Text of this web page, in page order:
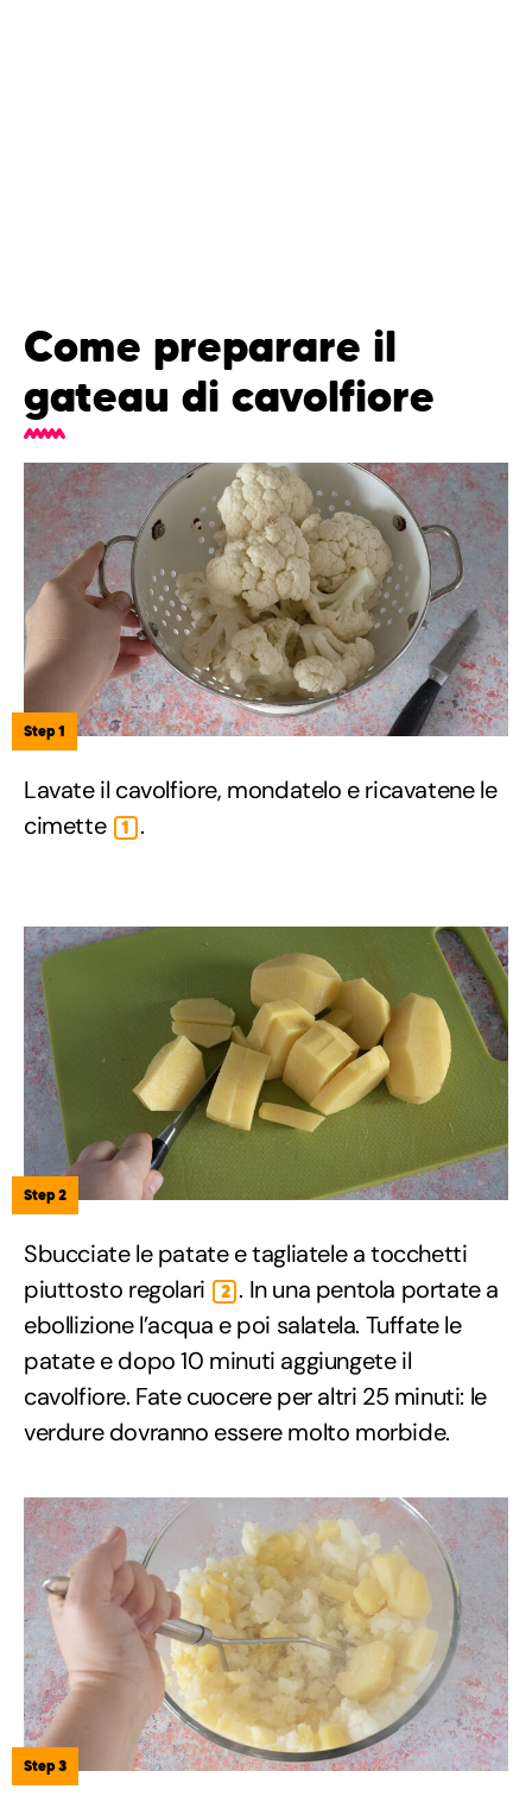
Come preparare il
gateau di cavolfiore
Step 1
Lavate il cavolfiore, mondatelo e ricavatene le
cimette
1 .
Step 2
Sbucciate le patate e tagliatele a tocchetti
piuttosto regolari
2 . In una pentola portate a
ebollizione l’acqua e poi salatela. Tuffate le
patate e dopo 10 minuti aggiungete il
cavolfiore. Fate cuocere per altri 25 minuti: le
verdure dovranno essere molto morbide.
Step 3